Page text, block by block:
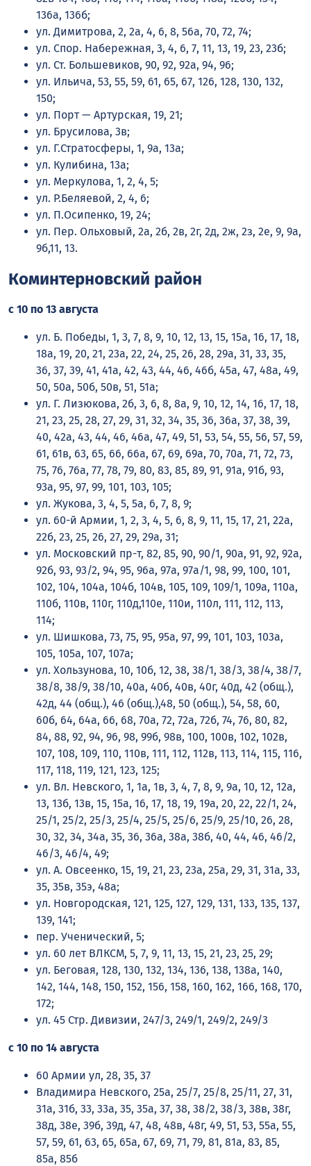
136а, 136б;
ул. Димитрова, 2, 2а, 4, 6, 8, 56а, 70, 72, 74;
ул. Спор. Набережная, 3, 4, 6, 7, 11, 13, 19, 23, 23б;
ул. Ст. Большевиков, 90, 92, 92а, 94, 96;
ул. Ильича, 53, 55, 59, 61, 65, 67, 126, 128, 130, 132,
150;
ул. Порт — Артурская, 19, 21;
ул. Брусилова, 3в;
ул. Г.Стратосферы, 1, 9а, 13а;
ул. Кулибина, 13а;
ул. Меркулова, 1, 2, 4, 5;
ул. Р.Беляевой, 2, 4, 6;
ул. П.Осипенко, 19, 24;
ул. Пер. Ольховый, 2а, 2б, 2в, 2г, 2д, 2ж, 2з, 2е, 9, 9а,
9б,11, 13.
Коминтерновский район
с 10 по 13 августа
ул. Б. Победы, 1, 3, 7, 8, 9, 10, 12, 13, 15, 15а, 16, 17, 18,
18а, 19, 20, 21, 23а, 22, 24, 25, 26, 28, 29а, 31, 33, 35,
36, 37, 39, 41, 41а, 42, 43, 44, 46, 46б, 45а, 47, 48а, 49,
50, 50а, 50б, 50в, 51, 51а;
ул. Г. Лизюкова, 2б, 3, 6, 8, 8а, 9, 10, 12, 14, 16, 17, 18,
21, 23, 25, 28, 27, 29, 31, 32, 34, 35, 36, 36а, 37, 38, 39,
40, 42а, 43, 44, 46, 46а, 47, 49, 51, 53, 54, 55, 56, 57, 59,
61, 61в, 63, 65, 66, 66а, 67, 69, 69а, 70, 70а, 71, 72, 73,
75, 76, 76а, 77, 78, 79, 80, 83, 85, 89, 91, 91а, 91б, 93,
93а, 95, 97, 99, 101, 103, 105;
ул. Жукова, 3, 4, 5, 5а, 6, 7, 8, 9;
ул. 60-й Армии, 1, 2, 3, 4, 5, 6, 8, 9, 11, 15, 17, 21, 22а,
22б, 23, 25, 26, 27, 29, 29а, 31;
ул. Московский пр-т, 82, 85, 90, 90/1, 90а, 91, 92, 92а,
92б, 93, 93/2, 94, 95, 96а, 97а, 97а/1, 98, 99, 100, 101,
102, 104, 104а, 104б, 104в, 105, 109, 109/1, 109а, 110а,
110б, 110в, 110г, 110д,110е, 110и, 110л, 111, 112, 113,
114;
ул. Шишкова, 73, 75, 95, 95а, 97, 99, 101, 103, 103а,
105, 105а, 107, 107а;
ул. Хользунова, 10, 10б, 12, 38, 38/1, 38/3, 38/4, 38/7,
38/8, 38/9, 38/10, 40а, 40б, 40в, 40г, 40д, 42 (общ.),
42д, 44 (общ.), 46 (общ.),48, 50 (общ.), 54, 58, 60,
60б, 64, 64а, 66, 68, 70а, 72, 72а, 72б, 74, 76, 80, 82,
84, 88, 92, 94, 96, 98, 99б, 98в, 100, 100в, 102, 102в,
107, 108, 109, 110, 110в, 111, 112, 112в, 113, 114, 115, 116,
117, 118, 119, 121, 123, 125;
ул. Вл. Невского, 1, 1а, 1в, 3, 4, 7, 8, 9, 9а, 10, 12, 12а,
13, 13б, 13в, 15, 15а, 16, 17, 18, 19, 19а, 20, 22, 22/1, 24,
25/1, 25/2, 25/3, 25/4, 25/5, 25/6, 25/9, 25/10, 26, 28,
30, 32, 34, 34а, 35, 36, 36а, 38а, 38б, 40, 44, 46, 46/2,
46/3, 46/4, 49;
ул. А. Овсеенко, 15, 19, 21, 23, 23а, 25а, 29, 31, 31а, 33,
35, 35в, 35э, 48а;
ул. Новгородская, 121, 125, 127, 129, 131, 133, 135, 137,
139, 141;
пер. Ученический, 5;
ул. 60 лет ВЛКСМ, 5, 7, 9, 11, 13, 15, 21, 23, 25, 29;
ул. Беговая, 128, 130, 132, 134, 136, 138, 138а, 140,
142, 144, 148, 150, 152, 156, 158, 160, 162, 166, 168, 170,
172;
ул. 45 Стр. Дивизии, 247/3, 249/1, 249/2, 249/3
с 10 по 14 августа
60 Армии ул, 28, 35, 37
Владимира Невского, 25а, 25/7, 25/8, 25/11, 27, 31,
31а, 31б, 33, 33а, 35, 35а, 37, 38, 38/2, 38/3, 38в, 38г,
38д, 38е, 39б, 39д, 47, 48, 48в, 48г, 49, 51, 53, 55а, 55,
57, 59, 61, 63, 65, 65а, 67, 69, 71, 79, 81, 81а, 83, 85,
85а, 85б